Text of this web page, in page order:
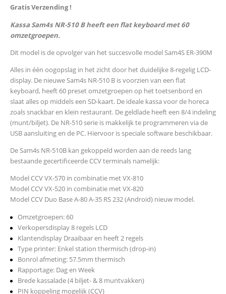
Gratis Verzending !
Kassa Sam4s NR-510 B heeft een flat keyboard met 60
omzetgroepen.
Dit model is de opvolger van het succesvolle model Sam4S ER-390M
Alles in één oogopslag in het zicht door het duidelijke 8-regelig LCD-
display. De nieuwe Sam4s NR-510 B is voorzien van een flat
keyboard, heeft 60 preset omzetgroepen op het toetsenbord en
slaat alles op middels een SD-kaart. De ideale kassa voor de horeca
zoals snackbar en klein restaurant. De geldlade heeft een 8/4 indeling
(munt/biljet). De NR-510 serie is makkelijk te programmeren via de
USB aansluiting en de PC. Hiervoor is speciale software beschikbaar.
De Sam4s NR-510B kan gekoppeld worden aan de reeds lang
bestaande gecertificeerde CCV terminals namelijk:
Model CCV VX-570 in combinatie met VX-810
Model CCV VX-520 in combinatie met VX-820
Model CCV Duo Base A-80 A-35 RS 232 (Android) nieuw model.
Omzetgroepen: 60
Verkopersdisplay 8 regels LCD
Klantendisplay Draaibaar en heeft 2 regels
Type printer: Enkel station thermisch (drop-in)
Bonrol afmeting: 57.5mm thermisch
Rapportage: Dag en Week
Brede kassalade (4 biljet- & 8 muntvakken)
PIN koppeling mogelijk (CCV)